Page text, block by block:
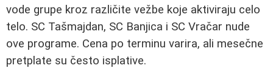
vode grupe kroz različite vežbe koje aktiviraju celo
telo. SC Tašmajdan, SC Banjica i SC Vračar nude
ove programe. Cena po terminu varira, ali mesečne
pretplate su često isplative.